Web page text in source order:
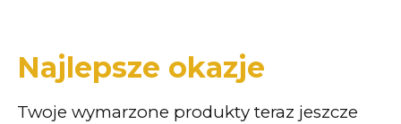
Najlepsze okazje
Twoje wymarzone produkty teraz jeszcze